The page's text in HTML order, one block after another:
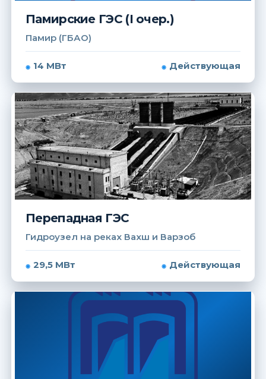
Памирские ГЭС (I очер.)
Памир (ГБАО)
14 МВт Действующая
Перепадная ГЭС
Гидроузел на реках Вахш и Варзоб
29,5 МВт Действующая